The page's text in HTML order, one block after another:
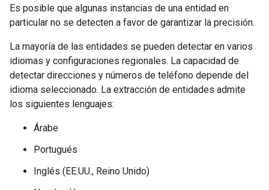
Es posible que algunas instancias de una entidad en
particular no se detecten a favor de garantizar la precisión.
La mayoría de las entidades se pueden detectar en varios
idiomas y configuraciones regionales. La capacidad de
detectar direcciones y números de teléfono depende del
idioma seleccionado. La extracción de entidades admite
los siguientes lenguajes:
Árabe
Portugués
Inglés (EE.UU., Reino Unido)